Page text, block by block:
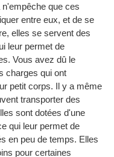
que ces
entre eux, et de se
elles se servent des
leur permet de
Vous avez dû le
charges qui ont
petit corps. Il y a même
transporter des
sont dotées d'une
qui leur permet de
en peu de temps. Elles
pour certaines